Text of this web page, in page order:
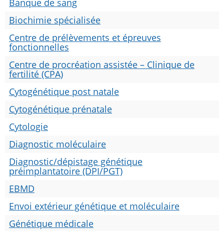
Banque de sang
Biochimie spécialisée
Centre de prélèvements et épreuves
fonctionnelles
Centre de procréation assistée – Clinique de
fertilité (CPA)
Cytogénétique post natale
Cytogénétique prénatale
Cytologie
Diagnostic moléculaire
Diagnostic/dépistage génétique
préimplantatoire (DPI/PGT)
EBMD
Envoi extérieur génétique et moléculaire
Génétique médicale